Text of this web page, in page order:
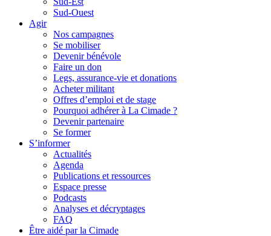
Sud-Ouest
Agir
Nos campagnes
Se mobiliser
Devenir bénévole
Faire un don
Legs, assurance-vie et donations
Acheter militant
Offres d’emploi et de stage
Pourquoi adhérer à La Cimade ?
Devenir partenaire
Se former
S’informer
Actualités
Agenda
Publications et ressources
Espace presse
Podcasts
Analyses et décryptages
FAQ
Être aidé par la Cimade